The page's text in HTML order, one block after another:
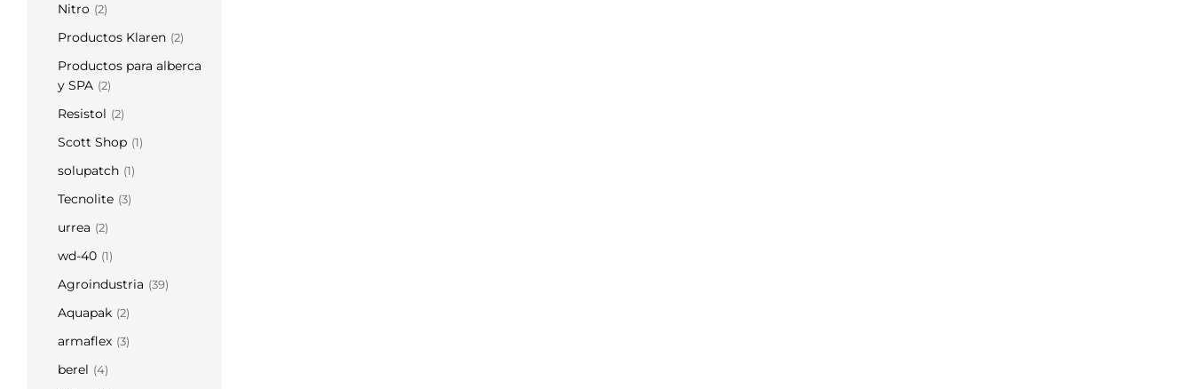
Nitro (2)
Productos Klaren (2)
Productos para alberca
y SPA (2)
Resistol (2)
Scott Shop (1)
solupatch (1)
Tecnolite (3)
urrea (2)
wd-40 (1)
Agroindustria (39)
Aquapak (2)
armaflex (3)
berel (4)